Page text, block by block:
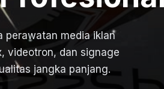
perawatan media iklan
videotron, dan signage
jangka panjang.